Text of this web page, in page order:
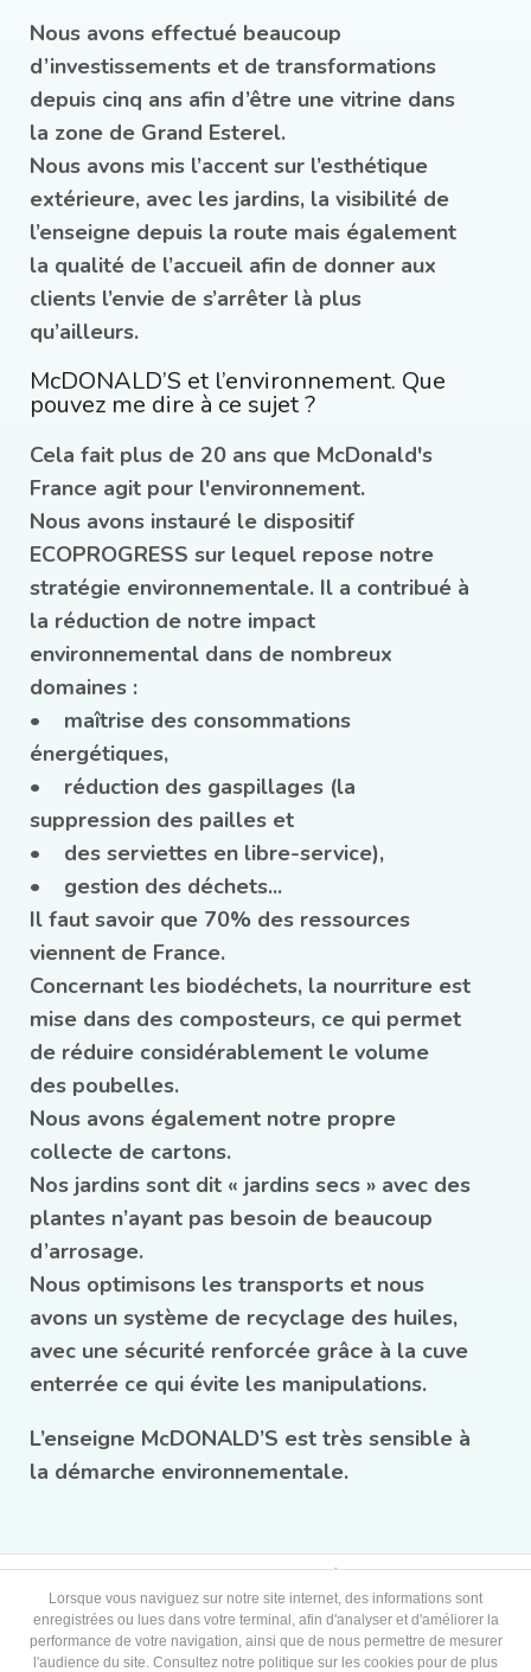
Nous avons effectué beaucoup
d’investissements et de transformations
depuis cinq ans afin d’être une vitrine dans
la zone de Grand Esterel.
Nous avons mis l’accent sur l’esthétique
extérieure, avec les jardins, la visibilité de
l’enseigne depuis la route mais également
la qualité de l’accueil afin de donner aux
clients l’envie de s’arrêter là plus
qu’ailleurs.
McDONALD’S et l’environnement. Que
pouvez me dire à ce sujet ?
Cela fait plus de 20 ans que McDonald's
France agit pour l'environnement.
Nous avons instauré le dispositif
ECOPROGRESS sur lequel repose notre
stratégie environnementale. Il a contribué à
la réduction de notre impact
environnemental dans de nombreux
domaines :
• maîtrise des consommations
énergétiques,
• réduction des gaspillages (la
suppression des pailles et
• des serviettes en libre-service),
• gestion des déchets...
Il faut savoir que 70% des ressources
viennent de France.
Concernant les biodéchets, la nourriture est
mise dans des composteurs, ce qui permet
de réduire considérablement le volume
des poubelles.
Nous avons également notre propre
collecte de cartons.
Nos jardins sont dit « jardins secs » avec des
plantes n’ayant pas besoin de beaucoup
d’arrosage.
Nous optimisons les transports et nous
avons un système de recyclage des huiles,
avec une sécurité renforcée grâce à la cuve
enterrée ce qui évite les manipulations.
L’enseigne McDONALD’S est très sensible à
la démarche environnementale.
A PROPOS ENSEIGNES
ACTUALITÉS
INFOS PRATIQUES
OFFRES D'EMPLOI CONTACT
Lorsque vous naviguez sur notre site internet, des informations sont
enregistrées ou lues dans votre terminal, afin d'analyser et d'améliorer la
performance de votre navigation, ainsi que de nous permettre de mesurer
l'audience du site. Consultez notre politique sur les cookies pour de plus